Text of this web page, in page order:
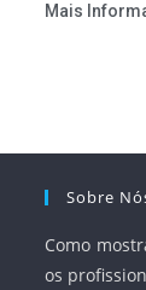
serviços,
Mais
Sobre
Como
os